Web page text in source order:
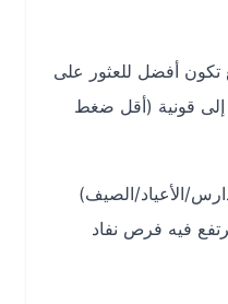
أفضل للعثور على
(أقل ضغط
الصيف)
فرص نفاد